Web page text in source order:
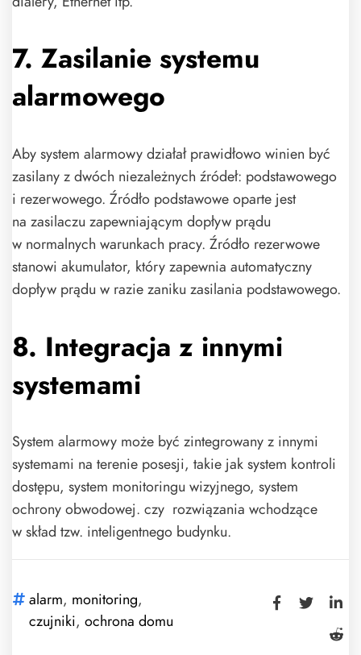
7. Zasilanie systemu
alarmowego
Aby system alarmowy działał prawidłowo winien być
zasilany z dwóch niezależnych źródeł: podstawowego
i rezerwowego. Źródło podstawowe oparte jest
na zasilaczu zapewniającym dopływ prądu
w normalnych warunkach pracy. Źródło rezerwowe
stanowi akumulator, który zapewnia automatyczny
dopływ prądu w razie zaniku zasilania podstawowego.
8. Integracja z innymi
systemami
System alarmowy może być zintegrowany z innymi
systemami na terenie posesji, takie jak system kontroli
dostępu, system monitoringu wizyjnego, system
ochrony obwodowej. czy rozwiązania wchodzące
w skład tzw. inteligentnego budynku.
alarm, monitoring,
czujniki, ochrona domu